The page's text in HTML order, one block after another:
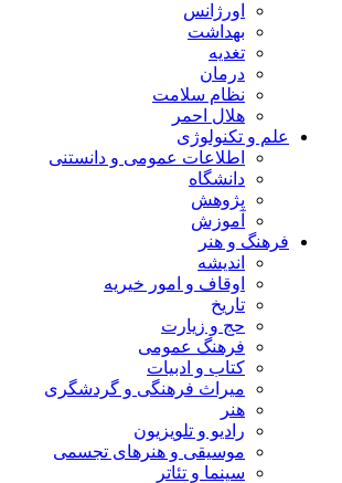
اورژانس
بهداشت
تغدیه
درمان
نظام سلامت
هلال احمر
علم و تکنولوژی
اطلاعات عمومی و دانستنی
دانشگاه
پژوهش
آموزش
فرهنگ و هنر
اندیشه
اوقاف و امور خیریه
تاریخ
حج و زیارت
فرهنگ عمومی
کتاب و ادبیات
میراث فرهنگی و گردشگری
هنر
رادیو و تلویزیون
موسیقی و هنرهای تجسمی
سینما و تئاتر